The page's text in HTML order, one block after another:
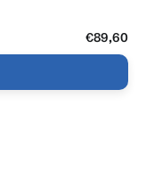
€89,60